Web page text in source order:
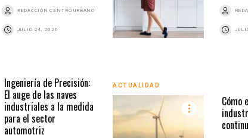
REDACCIÓN CENTRO URBANO
JULIO 24, 2026
Ingeniería de Precisión:
El auge de las naves
industriales a la medida
para el sector
automotriz
ACTUALIDAD
Cómo